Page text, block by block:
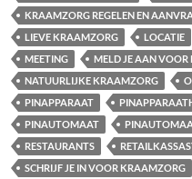
KRAAMZORG REGELEN EN
LIEVE KRAAMZORG
LOCATIE
MEETING
MELD JE AAN
NATUURLIJKE KRAAMZORG
PINAPPARAAT
PINAUTOMAAT
RESTAURANTS
SCHRIJF JE IN VOOR KRAAMZORG